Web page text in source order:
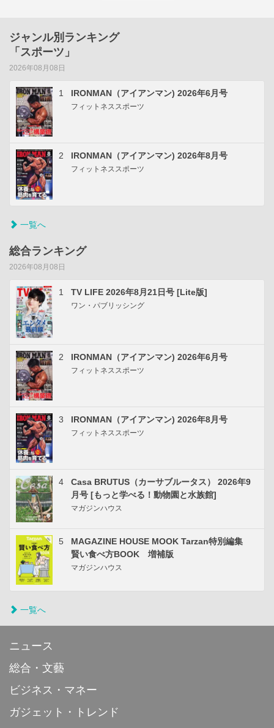
ジャンル別ランキング
「スポーツ」
2026年08月08日
1 IRONMAN（アイアンマン) 2026年6月号
フィットネススポーツ
2 IRONMAN（アイアンマン) 2026年8月号
フィットネススポーツ
一覧へ
総合ランキング
2026年08月08日
1 TV LIFE 2026年8月21日号 [Lite版]
ワン・パブリッシング
2 IRONMAN（アイアンマン) 2026年6月号
フィットネススポーツ
3 IRONMAN（アイアンマン) 2026年8月号
フィットネススポーツ
4
Casa BRUTUS（カーサブルータス） 2026年9
月号 [もっと学べる！動物園と水族館]
マガジンハウス
5
MAGAZINE HOUSE MOOK Tarzan特別編集
賢い食べ方BOOK 増補版
マガジンハウス
一覧へ
ニュース
総合・文藝
ビジネス・マネー
ガジェット・トレンド